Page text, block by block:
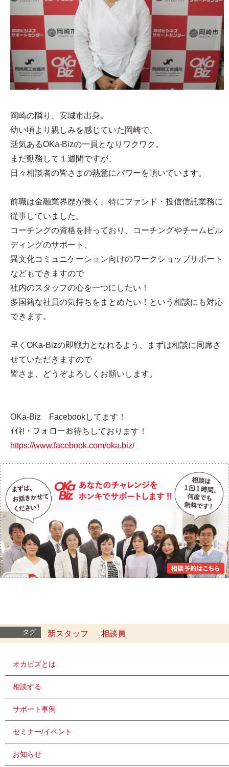
岡崎の隣り、安城市出身。
幼い頃より親しみを感じていた岡崎で、
活気あるOKa-Bizの一員となりワクワク。
まだ勤務して１週間ですが、
日々相談者の皆さまの熱意にパワーを頂いています。
前職は金融業界歴が長く、特にファンド・投信信託業務に
従事していました。
コーチングの資格を持っており、コーチングやチームビル
ディングのサポート、
異文化コミュニケーション向けのワークショップサポート
などもできますので
社内のスタッフの心を一つにしたい！
多国籍な社員の気持ちをまとめたい！という相談にも対応
できます。
早くOKa-Bizの即戦力となれるよう、まずは相談に同席さ
せていただきますので
皆さま、どうぞよろしくお願いします。
OKa-Biz Facebookしてます！
ｲｲﾈ!・フォローお待ちしております！
https://www.facebook.com/oka.biz/
タグ 新スタッフ 相談員
オカビズとは
相談する
サポート事例
セミナー/イベント
お知らせ